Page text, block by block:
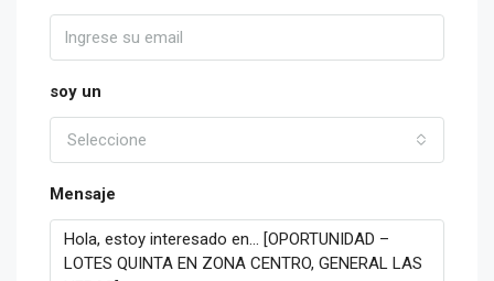
soy un
Seleccione
Mensaje